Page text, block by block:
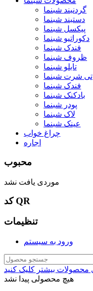
گردنبند شبنما
دستبند شبنما
پیکسل شبنما
دکوراتیو شبنما
فندک شبنما
ظروف شبنما
تابلو شبنما
تی شرت شبنما
فندک شبنما
بادکنک شبنما
پودر شبنما
لاک شبنما
عینک شبنما
چراغ خواب
اجاره
محبوب
موردی یافت نشد
کد QR
تنظیمات
ورود به سیستم
هیچ محصولی پیدا نشد